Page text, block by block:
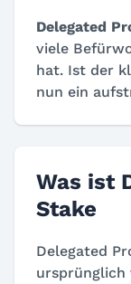
Delegated
viele
hat. Ist der
nun ein
Was ist
Stake
Delegated
ursprünglich